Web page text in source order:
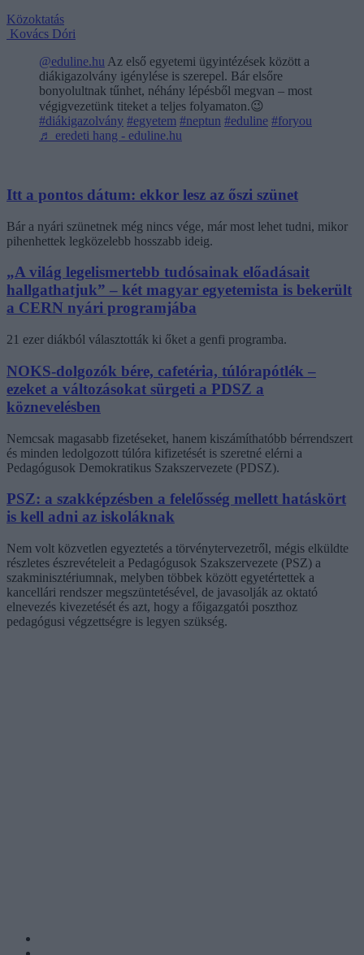
Közoktatás
Kovács Dóri
@eduline.hu Az első egyetemi ügyintézések között a
diákigazolvány igénylése is szerepel. Bár elsőre
bonyolultnak tűnhet, néhány lépésből megvan – most
végigvezetünk titeket a teljes folyamaton.😉
#diákigazolvány #egyetem #neptun #eduline #foryou
♬ eredeti hang - eduline.hu
Itt a pontos dátum: ekkor lesz az őszi szünet
Bár a nyári szünetnek még nincs vége, már most lehet tudni, mikor
pihenhettek legközelebb hosszabb ideig.
„A világ legelismertebb tudósainak előadásait
hallgathatjuk” – két magyar egyetemista is bekerült
a CERN nyári programjába
21 ezer diákból választották ki őket a genfi programba.
NOKS-dolgozók bére, cafetéria, túlórapótlék –
ezeket a változásokat sürgeti a PDSZ a
köznevelésben
Nemcsak magasabb fizetéseket, hanem kiszámíthatóbb bérrendszert
és minden ledolgozott túlóra kifizetését is szeretné elérni a
Pedagógusok Demokratikus Szakszervezete (PDSZ).
PSZ: a szakképzésben a felelősség mellett hatáskört
is kell adni az iskoláknak
Nem volt közvetlen egyeztetés a törvénytervezetről, mégis elküldte
részletes észrevételeit a Pedagógusok Szakszervezete (PSZ) a
szakminisztériumnak, melyben többek között egyetértettek a
kancellári rendszer megszüntetésével, de javasolják az oktató
elnevezés kivezetését és azt, hogy a főigazgatói poszthoz
pedagógusi végzettségre is legyen szükség.